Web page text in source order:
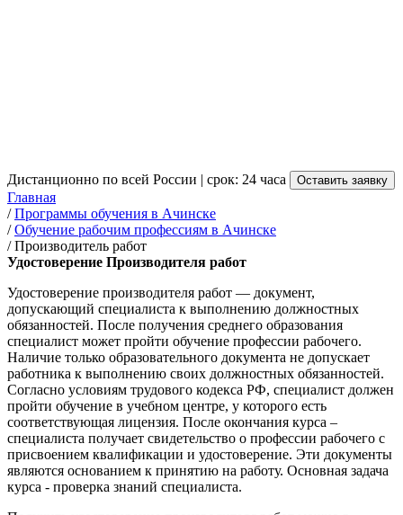
Дистанционно по всей России | срок: 24 часа Оставить заявку
Главная
/Программы обучения в Ачинске
/Обучение рабочим профессиям в Ачинске
/Производитель работ
Удостоверение Производителя работ
Удостоверение производителя работ — документ,
допускающий специалиста к выполнению должностных
обязанностей. После получения среднего образования
специалист может пройти обучение профессии рабочего.
Наличие только образовательного документа не допускает
работника к выполнению своих должностных обязанностей.
Согласно условиям трудового кодекса РФ, специалист должен
пройти обучение в учебном центре, у которого есть
соответствующая лицензия. После окончания курса –
специалиста получает свидетельство о профессии рабочего с
присвоением квалификации и удостоверение. Эти документы
являются основанием к принятию на работу. Основная задача
курса - проверка знаний специалиста.